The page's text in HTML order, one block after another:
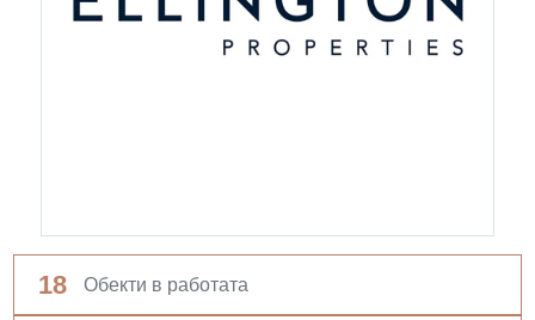
18 Обекти в работата